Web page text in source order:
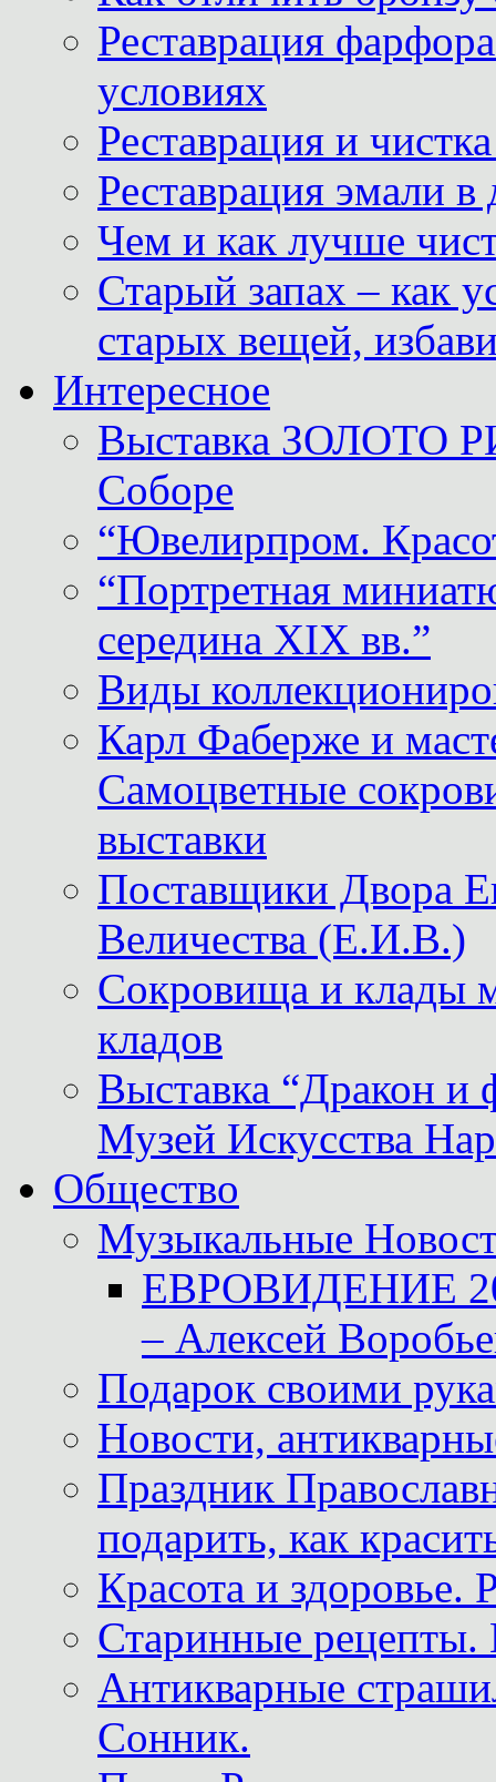
Реставрация
условиях
Реставрация и
Реставрация эмали
Чем и как лучше
Старый запах – как
старых вещей,
Интересное
Выставка ЗОЛОТО
Соборе
“Ювелирпром.
“Портретная
середина XIX вв.”
Виды
Карл Фаберже и
Самоцветные
выставки
Поставщики
Величества (Е.И.В.)
Сокровища и клады
кладов
Выставка “Дракон и
Музей Искусства
Общество
Музыкальные
ЕВРОВИДЕНИЕ
– Алексей
Подарок своими
Новости,
Праздник
подарить, как
Красота и здоровье.
Старинные рецепты.
Антикварные
Сонник.